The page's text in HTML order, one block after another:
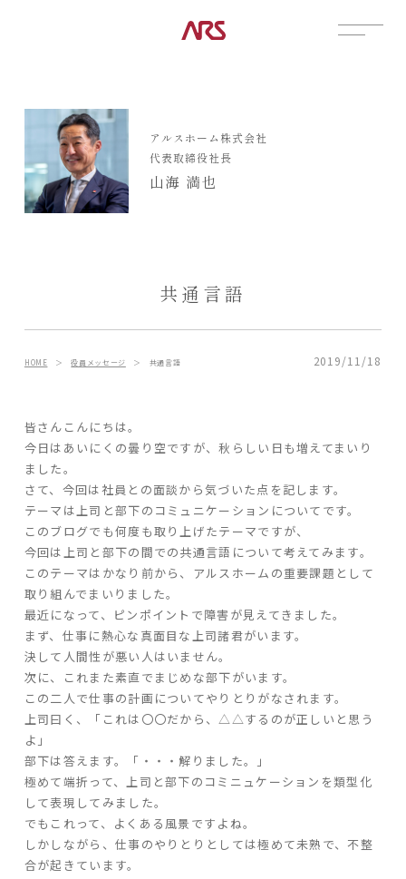
展示場
見学会
資料請求
ARS HOMEとは
- ARS WAY
- 設計コンセプト
- 商品コンセプト
デザイン
- 空間デザイン
- 内観デザイン
- 生活デザイン
- 外構デザイン
性能
- 高断熱性能
- 高耐震性能
- 高耐久性能
- 保証
家づくりの流れ
POSTS
お知らせ
アルスホーム株式会社
代表取締役社長
山海 満也
共通言語
HOME ＞役員メッセージ ＞ 共通言語 2019/11/18
皆さんこんにちは。
今日はあいにくの曇り空ですが、秋らしい日も増えてまいり
ました。
さて、今回は社員との面談から気づいた点を記します。
テーマは上司と部下のコミュニケーションについてです。
このブログでも何度も取り上げたテーマですが、
今回は上司と部下の間での共通言語について考えてみます。
このテーマはかなり前から、アルスホームの重要課題として
取り組んでまいりました。
最近になって、ピンポイントで障害が見えてきました。
まず、仕事に熱心な真面目な上司諸君がいます。
決して人間性が悪い人はいません。
次に、これまた素直でまじめな部下がいます。
この二人で仕事の計画についてやりとりがなされます。
上司曰く、「これは〇〇だから、△△するのが正しいと思う
よ」
部下は答えます。「・・・解りました。」
極めて端折って、上司と部下のコミニュケーションを類型化
して表現してみました。
でもこれって、よくある風景ですよね。
しかしながら、仕事のやりとりとしては極めて未熟で、不整
合が起きています。